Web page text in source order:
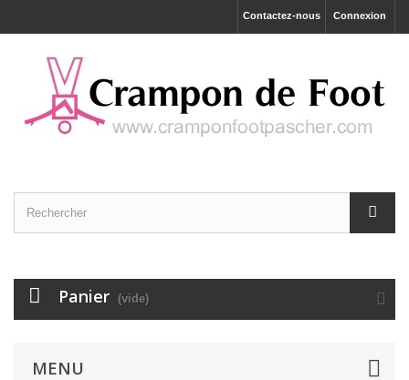
Connexion
Contactez-nous
Panier (vide)
MENU